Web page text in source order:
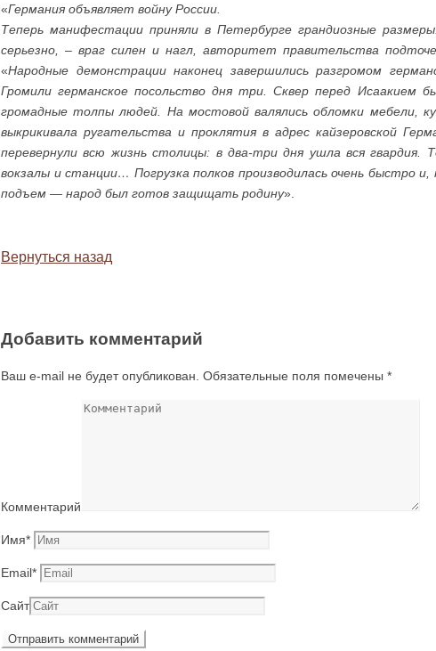
«Германия объявляет войну России.
Теперь манифестации приняли в Петербурге грандиозные
серьезно, – враг силен и нагл, авторитет правительства
«Народные демонстрации наконец завершились разгромом
Громили германское посольство дня три. Сквер перед Исаакием
громадные толпы людей. На мостовой валялись обломки мебели,
выкрикивала ругательства и проклятия в адрес кайзеровской
перевернули всю жизнь столицы: в два-три дня ушла вся гвардия.
вокзалы и станции… Погрузка полков производилась очень быстро
подъем — народ был готов защищать родину».
Вернуться назад
Добавить комментарий
Ваш e-mail не будет опубликован. Обязательные поля помечены *
Комментарий
Имя*
Email*
Сайт